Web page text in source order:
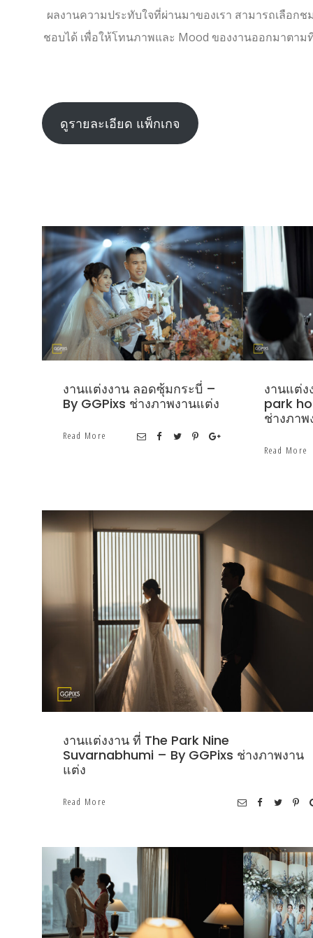
ผลงานความประทับใจที่ผ่านมาของเรา สามารถเลือก
ชอบได้ เพื่อให้โทนภาพและ Mood ของงานออกมาตา
ดูรายละเอียด แพ็กเกจ
งานแต่งงาน ลอดซุ้มกระบี่ –
By GGPixs ช่างภาพงานแต่ง
Read More
งานแต่
park
ช่างภา
Read More
งานแต่งงาน ที่ The Park Nine
Suvarnabhumi – By GGPixs ช่างภาพงาน
แต่ง
Read More